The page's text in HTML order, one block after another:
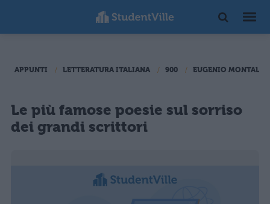
APPUNTI LETTERATURA ITALIANA 900 EUGENIO MONTALE
Le più famose poesie sul sorriso
dei grandi scrittori